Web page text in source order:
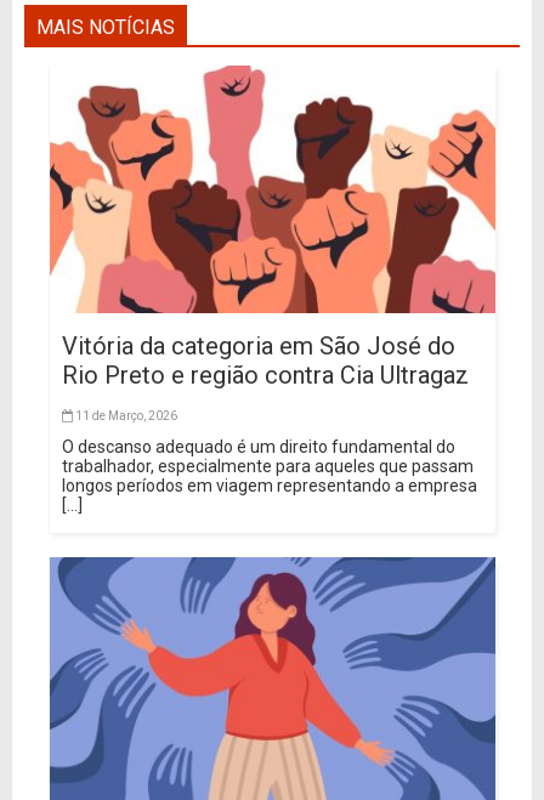
MAIS NOTÍCIAS
Vitória da categoria em São José do
Rio Preto e região contra Cia Ultragaz
11 de Março, 2026
O descanso adequado é um direito fundamental do
trabalhador, especialmente para aqueles que passam
longos períodos em viagem representando a empresa
[...]